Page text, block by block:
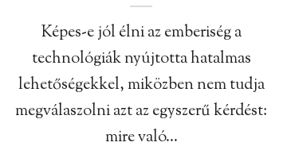
Képes-e jól élni az emberiség a
technológiák nyújtotta hatalmas
lehetőségekkel, miközben nem tudja
megválaszolni azt az egyszerű kérdést:
mire való…